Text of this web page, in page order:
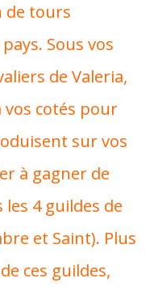
de tours
Sous vos
de Valeria,
cotés pour
sur vos
à gagner de
les 4 guildes de
et Saint). Plus
ces guildes,